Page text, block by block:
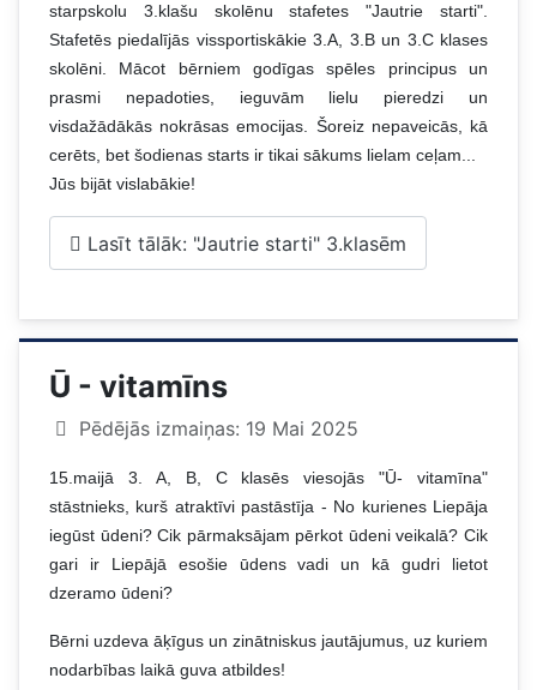
starpskolu 3.klašu skolēnu stafetes "Jautrie starti".
Stafetēs piedalījās vissportiskākie 3.A, 3.B un 3.C klases
skolēni. Mācot bērniem godīgas spēles principus un
prasmi nepadoties, ieguvām lielu pieredzi un
visdažādākās nokrāsas emocijas. Šoreiz nepaveicās, kā
cerēts, bet šodienas starts ir tikai sākums lielam ceļam...
Jūs bijāt vislabākie!
Lasīt tālāk: "Jautrie starti" 3.klasēm
Ū - vitamīns
Pēdējās izmaiņas: 19 Mai 2025
15.maijā 3. A, B, C klasēs viesojās "Ū- vitamīna"
stāstnieks, kurš atraktīvi pastāstīja - No kurienes Liepāja
iegūst ūdeni? Cik pārmaksājam pērkot ūdeni veikalā? Cik
gari ir Liepājā esošie ūdens vadi un kā gudri lietot
dzeramo ūdeni?
Bērni uzdeva āķīgus un zinātniskus jautājumus, uz kuriem
nodarbības laikā guva atbildes!